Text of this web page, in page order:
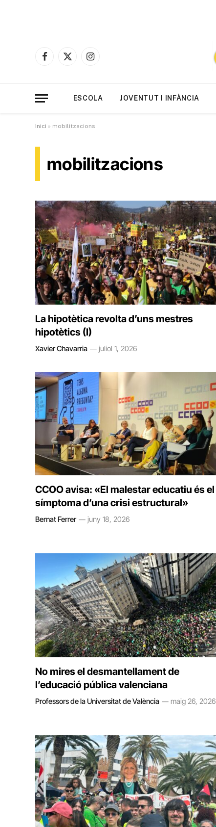
Facebook
X
Instagram
ESCOLA JOVENTUT I INFÀNCIA
Inici » mobilitzacions
mobilitzacions
La hipotètica revolta d’uns mestres
hipotètics (I)
Xavier Chavarria juliol 1, 2026
CCOO avisa: «El malestar educatiu és el
símptoma d’una crisi estructural»
Bernat Ferrer juny 18, 2026
No mires el desmantellament de
l’educació pública valenciana
Professors de la Universitat de València maig 26, 2026